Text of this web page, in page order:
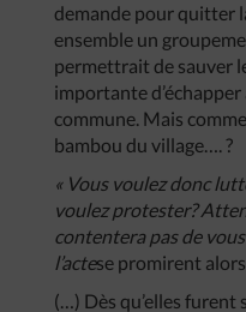
demande pour quitter
ensemble un
permettrait de sauver
importante d’échapper
commune. Mais
bambou du village…. ?
« Vous voulezdonc
voulezprotester?
contenterapasde vous
l’actese promirent
(…) Dès qu’elles furent